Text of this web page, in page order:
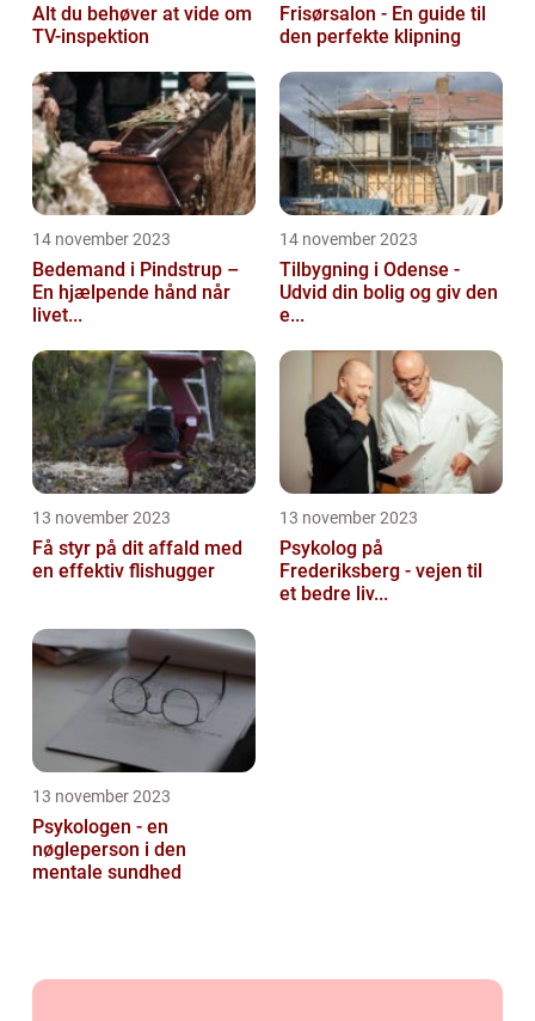
Alt du behøver at vide om
TV-inspektion
Frisørsalon - En guide til
den perfekte klipning
14 november 2023
Bedemand i Pindstrup –
En hjælpende hånd når
livet...
14 november 2023
Tilbygning i Odense -
Udvid din bolig og giv den
e...
13 november 2023
Få styr på dit affald med
en effektiv flishugger
13 november 2023
Psykolog på
Frederiksberg - vejen til
et bedre liv...
13 november 2023
Psykologen - en
nøgleperson i den
mentale sundhed